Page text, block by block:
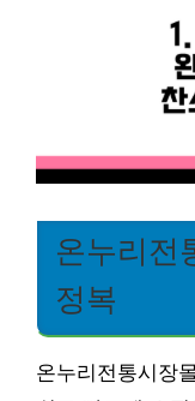
온누리전
정복
온누리전통시장